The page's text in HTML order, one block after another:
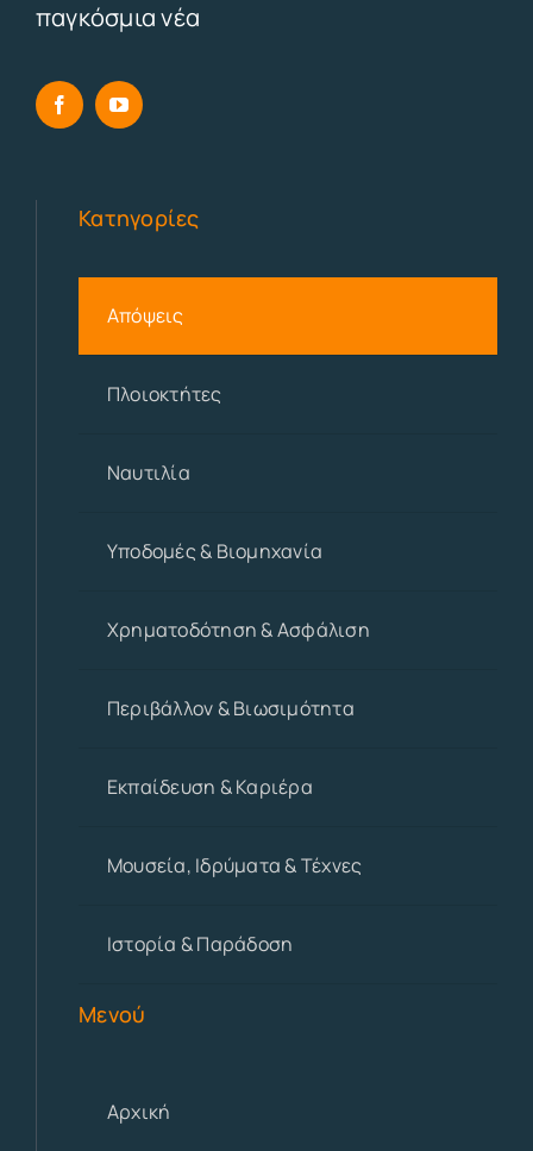
παγκόσμια νέα
Κατηγορίες
Απόψεις
Πλοιοκτήτες
Ναυτιλία
Υποδομές & Βιομηχανία
Χρηματοδότηση & Ασφάλιση
Περιβάλλον & Βιωσιμότητα
Εκπαίδευση & Καριέρα
Μουσεία, Ιδρύματα & Τέχνες
Ιστορία & Παράδοση
Μενού
Αρχική